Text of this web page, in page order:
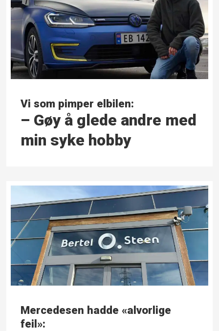
Vi som pimper elbilen:
– Gøy å glede andre med
min syke hobby
Mercedesen hadde «alvorlige
feil»: